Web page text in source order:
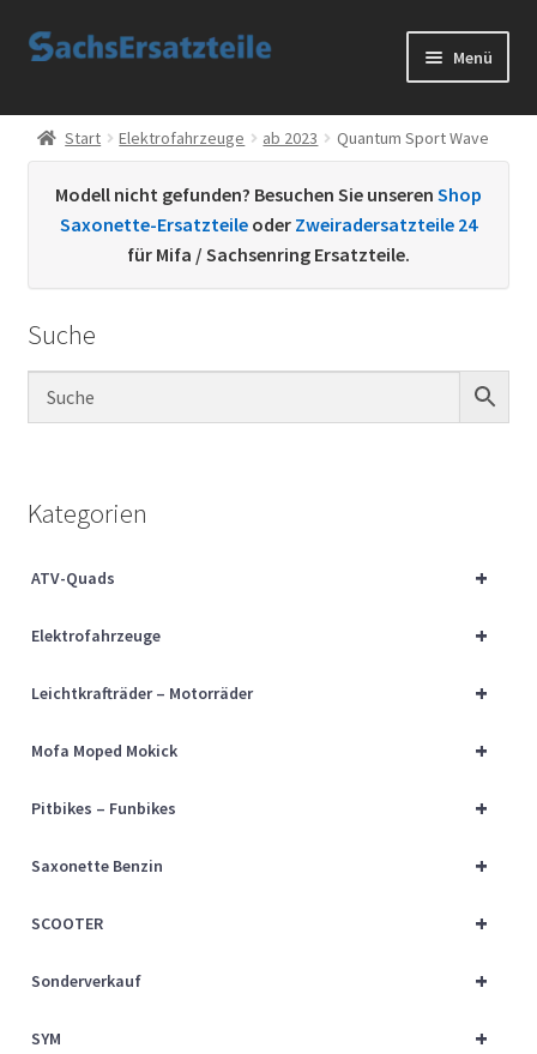
Zur
Zum
Menü
Start
Kontakt
Widerrufsbelehrung
Cart
Checkout
My account
Start Elektrofahrzeuge ab 2023 Quantum Sport Wave
Modell nicht gefunden? Besuchen Sie unseren Shop
Saxonette-Ersatzteile oder Zweiradersatzteile 24
für Mifa / Sachsenring Ersatzteile.
Suche
Kategorien
+
ATV-Quads
+
Elektrofahrzeuge
+
Leichtkrafträder – Motorräder
+
Mofa Moped Mokick
+
Pitbikes – Funbikes
+
Saxonette Benzin
+
SCOOTER
+
Sonderverkauf
+
SYM